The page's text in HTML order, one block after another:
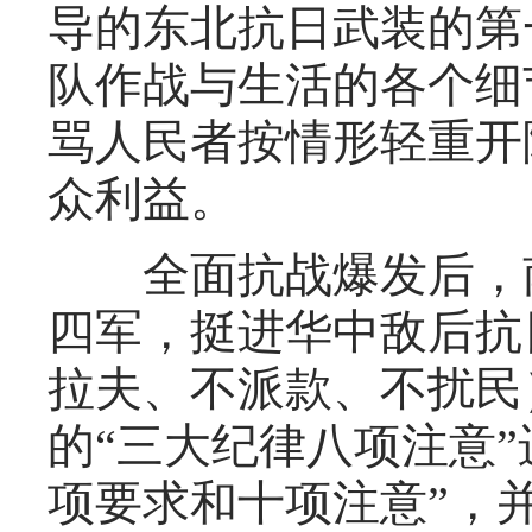
导的东北抗日武装的
队作战与生活的各个
骂人民者按情形轻重
众利益。
全面抗战爆发后，
四军，挺进华中敌后
拉夫、不派款、不扰
的“三大纪律八项注意
项要求和十项注意”，